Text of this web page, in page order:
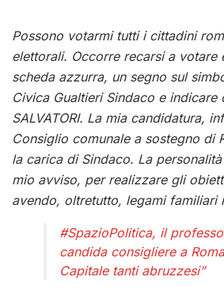
Possono votarmi tutti i cittadini
elettorali. Occorre recarsi a votare
scheda azzurra, un segno sul
Civica Gualtieri Sindaco e indicare
SALVATORI. La mia candidatura,
Consiglio comunale a sostegno di
la carica di Sindaco. La
mio avviso, per realizzare gli
avendo, oltretutto, legami familiari
#SpazioPolitica, il
candida consigliere a
Capitale tanti abruzzesi”